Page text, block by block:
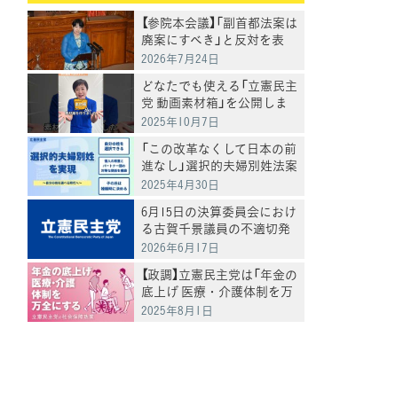
【参院本会議】「副首都法案は
廃案にすべき」と反対を表
明 岸真紀子議員
2026年7月24日
どなたでも使える「立憲民主
党 動画素材箱」を公開しま
した
2025年10月7日
「この改革なくして日本の前
進なし」選択的夫婦別姓法案
を提出
2025年4月30日
6月15日の決算委員会におけ
る古賀千景議員の不適切発
言と処分について
2026年6月17日
【政調】立憲民主党は「年金の
底上げ 医療・介護体制を万
全にする」
2025年8月1日